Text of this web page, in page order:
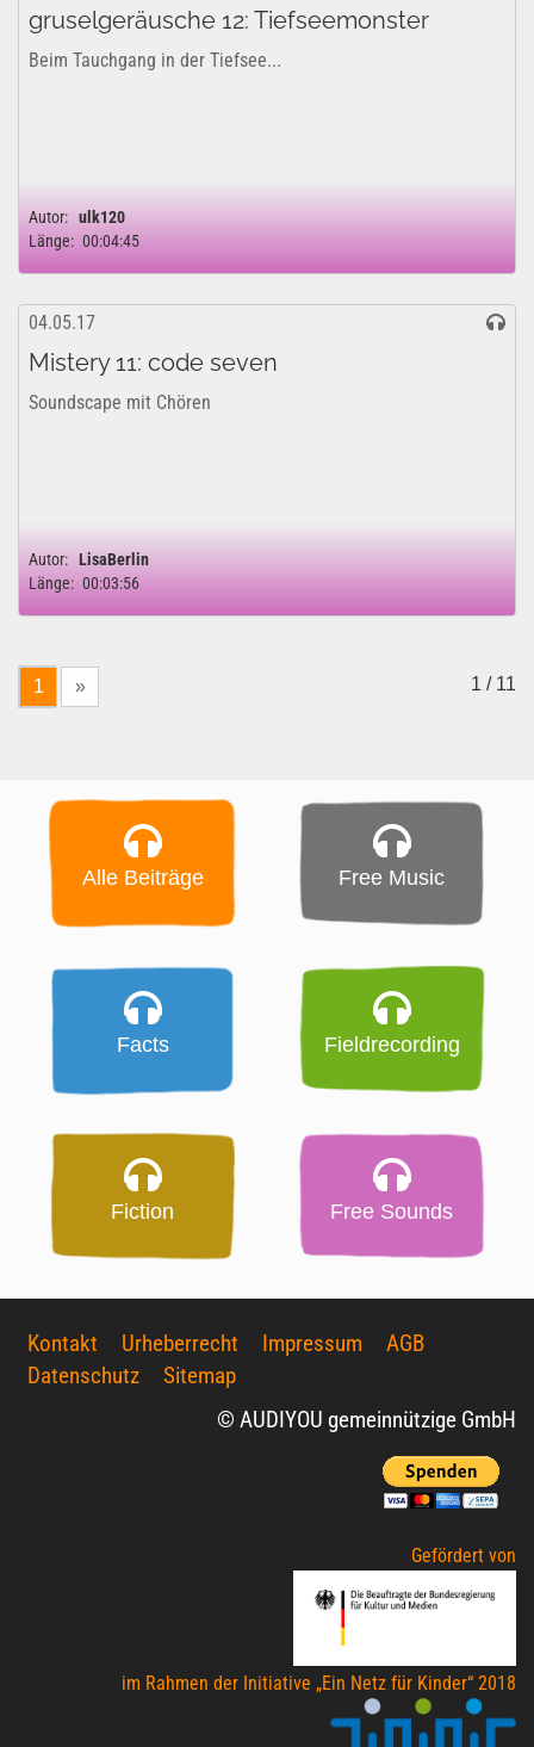
gruselgeräusche 12: Tiefseemonster
Beim Tauchgang in der Tiefsee...
Autor: ulk120
Länge: 00:04:45
04.05.17
Mistery 11: code seven
Soundscape mit Chören
Autor: LisaBerlin
Länge: 00:03:56
1 » 1 / 11
Alle Beiträge Free Music
Facts Fieldrecording
Fiction Free Sounds
Kontakt Urheberrecht Impressum
AGB
Datenschutz
Sitemap
© AUDIYOU gemeinnützige GmbH
Gefördert von
im Rahmen der Initiative „Ein Netz für Kinder“ 2018